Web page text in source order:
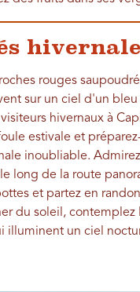
rouges
sur un ciel d'un bleu
hivernaux à
estivale et
inoubliable.
long de la route
et partez en
du soleil, contemplez
illuminent un ciel